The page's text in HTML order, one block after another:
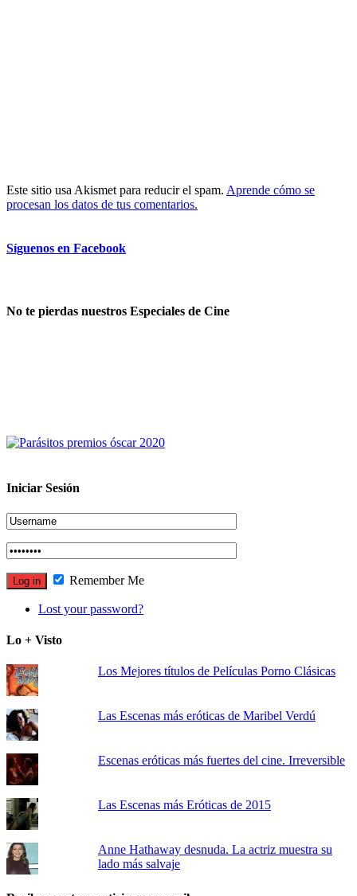
Este sitio usa Akismet para reducir el spam. Aprende cómo se
procesan los datos de tus comentarios.
Síguenos en Facebook
No te pierdas nuestros Especiales de Cine
Iniciar Sesión
Remember Me
Lost your password?
Lo + Visto
Los Mejores títulos de Películas Porno Clásicas
Las Escenas más eróticas de Maribel Verdú
Escenas eróticas más fuertes del cine. Irreversible
Las Escenas más Eróticas de 2015
Anne Hathaway desnuda. La actriz muestra su
lado más salvaje